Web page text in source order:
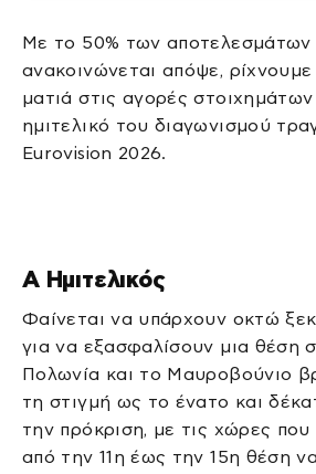
Με το 50% των αποτελεσμάτων
ανακοινώνεται απόψε, ρίχνουμε
ματιά στις αγορές
ημιτελικό του διαγωνισμού
Eurovision 2026.
Α Ημιτελικός
Φαίνεται να υπάρχουν οκτώ
για να εξασφαλίσουν μια θέση
Πολωνία και το Μαυροβούνιο
τη στιγμή ως το ένατο και
την πρόκριση, με τις χώρες που
από την 11η έως την 15η θέση